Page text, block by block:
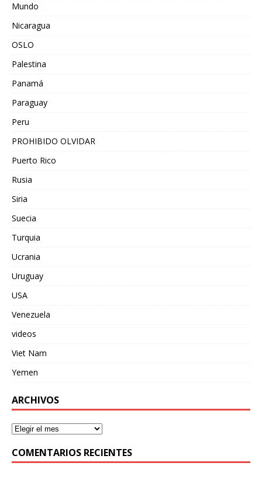
Mundo
Nicaragua
OSLO
Palestina
Panamá
Paraguay
Peru
PROHIBIDO OLVIDAR
Puerto Rico
Rusia
Siria
Suecia
Turquia
Ucrania
Uruguay
USA
Venezuela
videos
Viet Nam
Yemen
ARCHIVOS
COMENTARIOS RECIENTES